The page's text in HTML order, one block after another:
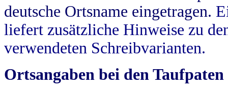
deutsche Ortsname eingetragen.
liefert zusätzliche Hinweise zu
verwendeten Schreibvarianten.
Ortsangaben bei den Taufpaten